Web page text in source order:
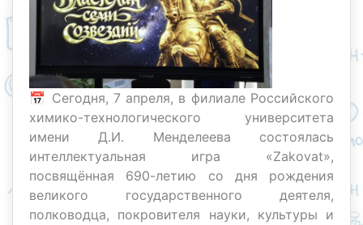
📅 Сегодня, 7 апреля, в филиале Российского
химико-технологического университета
имени Д.И. Менделеева состоялась
интеллектуальная игра «Zakovat»,
посвящённая 690-летию со дня рождения
великого государственного деятеля,
полководца, покровителя науки, культуры и